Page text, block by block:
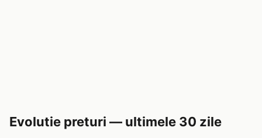
Evolutie preturi — ultimele 30 zile